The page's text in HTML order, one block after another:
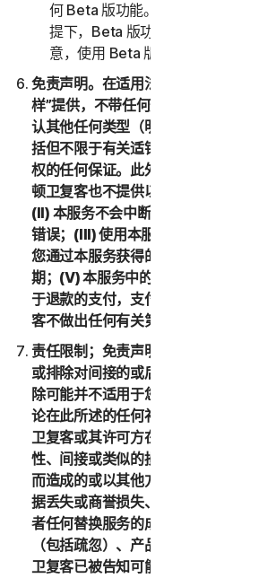
何 Beta 版功能。在不限制本 LSA
提下，Beta 版功能按“原样”提供
意，使用 Beta 版功能的一切风险
免责声明。在适用法律允许的最大范
样”提供，不带任何形式的保证，且
认其他任何类型（明示或暗示）的表
括但不限于有关适销性、特定用途适
权的任何保证。此外，在适用法律允
顿卫复客也不提供以下保证：(I) 本服
(II) 本服务不会中断，且具有时效性
错误；(III) 使用本服务可能获得的结
您通过本服务获得的任何服务或信息
期；(V) 本服务中的所有错误均可得
于退款的支付，支付时间符合您的预
客不做出任何有关第三方产品的声明
责任限制；免责声明。有些国家和地
或排除对间接的或后果性损害的责任
除可能并不适用于您。在适用法律允
论在此所述的任何补偿措施是否能达
卫复客或其许可方在任何情况下都不
性、间接或类似的损害负责，包括因
而造成的或以其他方式与本 LSA 相
据丢失或商誉损失、服务中断、计算
者任何替换服务的成本，无论是基于
（包括疏忽）、产品责任或任何其
卫复客已被告知可能发生此类损害赔